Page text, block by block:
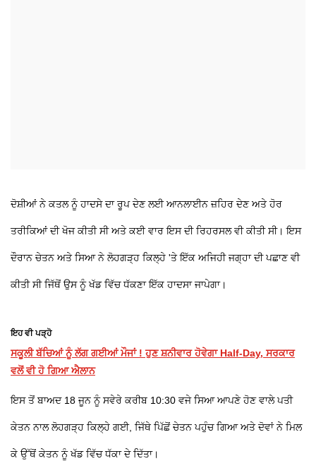
ਦੋਸ਼ੀਆਂ ਨੇ ਕਤਲ ਨੂੰ ਹਾਦਸੇ ਦਾ ਰੂਪ ਦੇਣ ਲਈ ਆਨਲਾਈਨ ਜ਼ਹਿਰ ਦੇਣ ਅਤੇ ਹੋਰ
ਤਰੀਕਿਆਂ ਦੀ ਖੋਜ ਕੀਤੀ ਸੀ ਅਤੇ ਕਈ ਵਾਰ ਇਸ ਦੀ ਰਿਹਰਸਲ ਵੀ ਕੀਤੀ ਸੀ। ਇਸ
ਦੌਰਾਨ ਚੇਤਨ ਅਤੇ ਸਿਆ ਨੇ ਲੋਹਗੜ੍ਹ ਕਿਲ੍ਹੇ 'ਤੇ ਇੱਕ ਅਜਿਹੀ ਜਗ੍ਹਾ ਦੀ ਪਛਾਣ ਵੀ
ਕੀਤੀ ਸੀ ਜਿੱਥੋਂ ਉਸ ਨੂੰ ਖੱਡ ਵਿੱਚ ਧੱਕਣਾ ਇੱਕ ਹਾਦਸਾ ਜਾਪੇਗਾ।
ਇਹ ਵੀ ਪੜ੍ਹੋ
ਸਕੂਲੀ ਬੱਚਿਆਂ ਨੂੰ ਲੱਗ ਗਈਆਂ ਮੌਜਾਂ ! ਹੁਣ ਸ਼ਨੀਵਾਰ ਹੋਵੇਗਾ Half-Day, ਸਰਕਾਰ
ਵਲੋਂ ਵੀ ਹੋ ਗਿਆ ਐਲਾਨ
ਇਸ ਤੋਂ ਬਾਅਦ 18 ਜੂਨ ਨੂੰ ਸਵੇਰੇ ਕਰੀਬ 10:30 ਵਜੇ ਸਿਆ ਆਪਣੇ ਹੋਣ ਵਾਲੇ ਪਤੀ
ਕੇਤਨ ਨਾਲ ਲੋਹਗੜ੍ਹ ਕਿਲ੍ਹੇ ਗਈ, ਜਿੱਥੇ ਪਿੱਛੋਂ ਚੇਤਨ ਪਹੁੰਚ ਗਿਆ ਅਤੇ ਦੋਵਾਂ ਨੇ ਮਿਲ
ਕੇ ਉੱਥੋਂ ਕੇਤਨ ਨੂੰ ਖੱਡ ਵਿੱਚ ਧੱਕਾ ਦੇ ਦਿੱਤਾ।